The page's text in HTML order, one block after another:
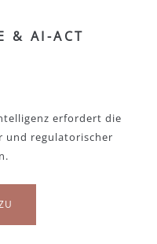
& AI-ACT
erfordert die
und regulatorischer